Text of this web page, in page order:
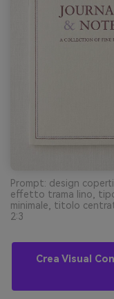
Prompt: design
effetto trama lino,
minimale, titolo
2:3
Crea Visual